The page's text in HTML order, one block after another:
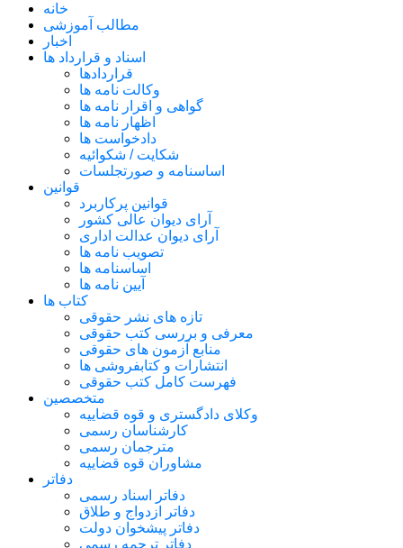
خانه
مطالب آموزشی
اخبار
اسناد و قرارداد ها
قراردادها
وکالت نامه ها
گواهی و اقرار نامه ها
اظهار نامه ها
دادخواست ها
شکایت / شکوائیه
اساسنامه و صورتجلسات
قوانین
قوانین پرکاربرد
آرای دیوان عالی کشور
آرای دیوان عدالت اداری
تصویب نامه ها
اساسنامه ها
آیین نامه ها
کتاب ها
تازه های نشر حقوقی
معرفی و بررسی کتب حقوقی
منابع آزمون های حقوقی
انتشارات و کتابفروشی ها
فهرست کامل کتب حقوقی
متخصصین
وکلای دادگستری و قوه قضاییه
کارشناسان رسمی
مترجمان رسمی
مشاوران قوه قضاییه
دفاتر
دفاتر اسناد رسمی
دفاتر ازدواج و طلاق
دفاتر پیشخوان دولت
دفاتر ترجمه رسمی